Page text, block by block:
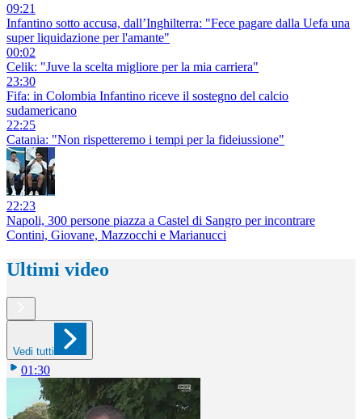
09:21
Infantino sotto accusa, dall’Inghilterra: "Fece pagare dalla Uefa una
super liquidazione per l'amante"
00:02
Celik: "Juve la scelta migliore per la mia carriera"
23:30
Fifa: in Colombia Infantino riceve il sostegno del calcio
sudamericano
22:25
Catania: "Non rispetteremo i tempi per la fideiussione"
22:23
Napoli, 300 persone piazza a Castel di Sangro per incontrare
Contini, Giovane, Mazzocchi e Marianucci
Ultimi video
Vedi tutti
01:30